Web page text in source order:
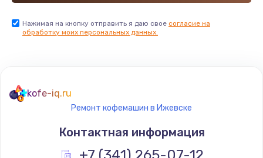
Нажимая на кнопку отправить я даю свое согласие на
обработку моих персональных данных.
kofe-iq.ru
Ремонт кофемашин в Ижевске
Контактная информация